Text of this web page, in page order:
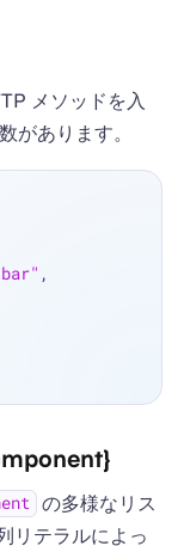
メソッドを入
があります。
の多様なリス
リテラルによっ